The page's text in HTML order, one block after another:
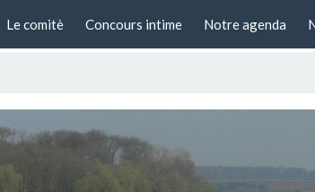
Le comitè Concours intime Notre agenda